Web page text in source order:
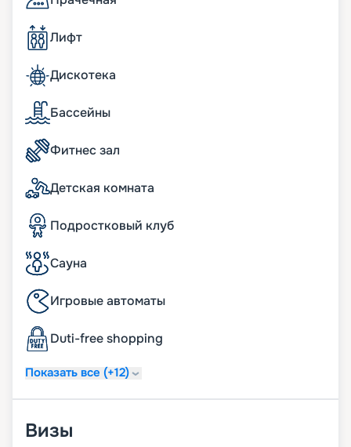
чайная станция; мини-бар, пополняемый по
потребностям гостей; пара биноклей; халаты и
тапочки в ванных комнатах; фен Dyson
гардеробные с туалетным столиком.
бесплатный Wi-Fi;
информационно-развлекательная система,
включая Smart TV, легкое подключение к
телефон с голосовой почтой;
беспроводная зарядная станция на
прикроватных тумбочках;
система индивидуального климат-контроля;
24 часа в сутки консьерж-служба;
24 часа в сутки обслуживание номеров «in-suite
24 часа в сутки батлер-сервис (действует для
резиденций);
24 часа в сутки услуги прачечной, глажки (может
взиматься дополнительная плата);
услугу подготовки сьюта ко сну;
услуга по чистке обуви.
Лифт
Дискотека
Бассейны
Фитнес зал
Детская комната
Подростковый клуб
Сауна
Игровые автоматы
Duti-free shopping
Показать все (+12)
Визы